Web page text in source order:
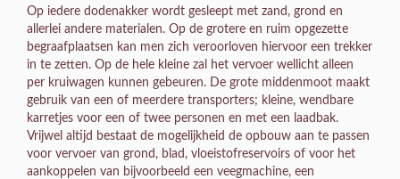
Op iedere dodenakker wordt gesleept met zand, grond en
allerlei andere materialen. Op de grotere en ruim opgezette
begraafplaatsen kan men zich veroorloven hiervoor een trekker
in te zetten. Op de hele kleine zal het vervoer wellicht alleen
per kruiwagen kunnen gebeuren. De grote middenmoot maakt
gebruik van een of meerdere transporters; kleine, wendbare
karretjes voor een of twee personen en met een laadbak.
Vrijwel altijd bestaat de mogelijkheid de opbouw aan te passen
voor vervoer van grond, blad, vloeistofreservoirs of voor het
aankoppelen van bijvoorbeeld een veegmachine, een